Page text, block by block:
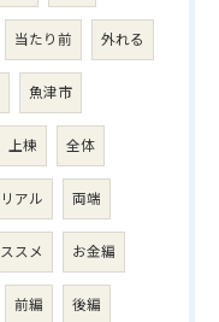
当たり前 外れる
魚津市
上棟 全体
リアル 両端
ススメ お金編
前編 後編